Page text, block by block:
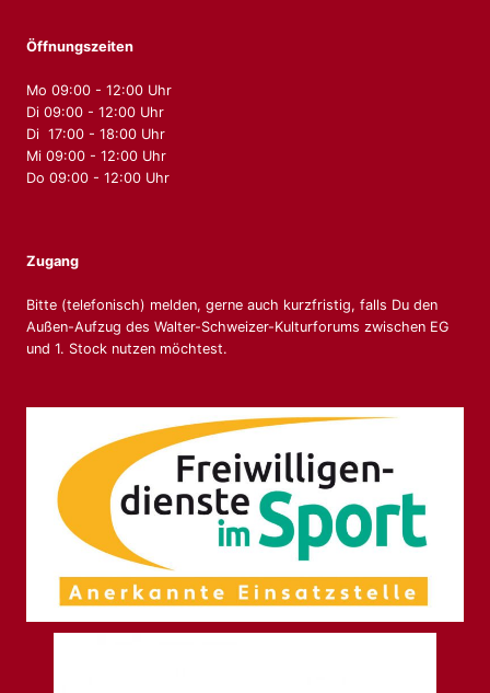
Öffnungszeiten
Mo 09:00 - 12:00 Uhr
Di 09:00 - 12:00 Uhr
Di 17:00 - 18:00 Uhr
Mi 09:00 - 12:00 Uhr
Do 09:00 - 12:00 Uhr
Zugang
Bitte (telefonisch) melden, gerne auch kurzfristig, falls Du den
Außen-Aufzug des Walter-Schweizer-Kulturforums zwischen EG
und 1. Stock nutzen möchtest.